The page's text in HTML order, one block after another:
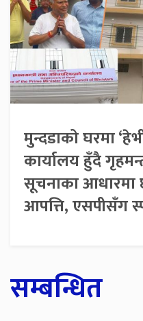
मुन्दडाको घरमा
कार्यालय हुँदै
सूचनाका आधारमा
आपत्ति, एसपीसँग
सम्बन्धित